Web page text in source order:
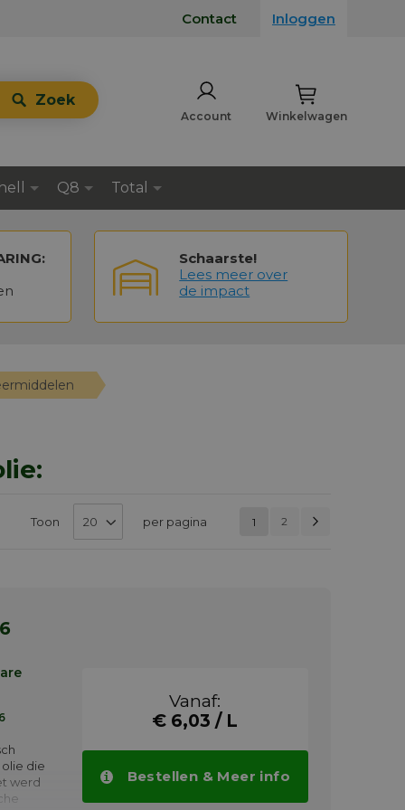
Contact Inloggen
Winkelwagen
Zoek
Account
Q8 Total
Schaarste!
Lees meer over
de impact
Toon per pagina PAGINA
1 2
die
werd
Vanaf:
€ 6,03 / L
Bestellen & Meer info